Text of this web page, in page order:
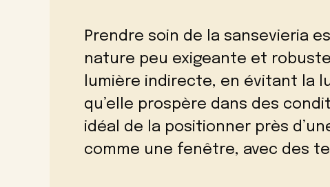
Prendre soin de la sansevieria
nature peu exigeante et
lumière indirecte, en évitant la
qu’elle prospère dans des
idéal de la positionner près
comme une fenêtre, avec des